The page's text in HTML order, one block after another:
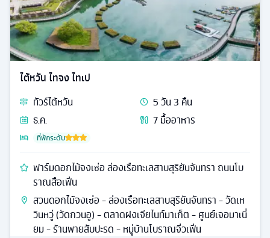
ไต้หวัน ไทจง ไทเป
ทัวร์ไต้หวัน 5วัน3 คืน
ธ.ค.
7มื้ออาหาร
ที่พักระดับ
ฟาร์มดอกไม้จงเซ่อ ล่องเรือทะเลสาบสุริยันจันทรา ถนนโบ
ราณสือเฟิ่น
สวนดอกไม้จงเซ่อ - ล่องเรือทะเลสาบสุริยันจันทรา - วัดเห
วินหวู่ (วัดกวนอู) - ตลาดฝงเจียไนท์มาเก็ต - ศูนย์เจอมาเนี่
ยม - ร้านพายสับปะรด - หมู่บ้านโบราณจิ่วเฟิ่น